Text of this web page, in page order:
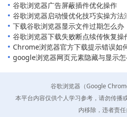
谷歌浏览器广告屏蔽插件优化操作
谷歌浏览器启动慢优化技巧实操方法
下载谷歌浏览器显示文件过期怎么办
谷歌浏览器下载失败断点续传恢复操
Chrome浏览器官方下载提示错误如
google浏览器网页元素隐藏与显示
谷歌浏览器（Google
本平台内容仅供个人学习参考，请勿传播
内移除，违者责任